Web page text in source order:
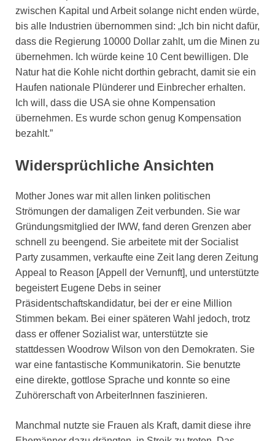
zwischen Kapital und Arbeit solange nicht enden würde,
bis alle Industrien übernommen sind: „Ich bin nicht dafür,
dass die Regierung 10000 Dollar zahlt, um die Minen zu
übernehmen. Ich würde keine 10 Cent bewilligen. DIe
Natur hat die Kohle nicht dorthin gebracht, damit sie ein
Haufen nationale Plünderer und Einbrecher erhalten.
Ich will, dass die USA sie ohne Kompensation
übernehmen. Es wurde schon genug Kompensation
bezahlt.”
Widersprüchliche Ansichten
Mother Jones war mit allen linken politischen
Strömungen der damaligen Zeit verbunden. Sie war
Gründungsmitglied der IWW, fand deren Grenzen aber
schnell zu beengend. Sie arbeitete mit der Socialist
Party zusammen, verkaufte eine Zeit lang deren Zeitung
Appeal to Reason [Appell der Vernunft], und unterstützte
begeistert Eugene Debs in seiner
Präsidentschaftskandidatur, bei der er eine Million
Stimmen bekam. Bei einer späteren Wahl jedoch, trotz
dass er offener Sozialist war, unterstützte sie
stattdessen Woodrow Wilson von den Demokraten. Sie
war eine fantastische Kommunikatorin. Sie benutzte
eine direkte, gottlose Sprache und konnte so eine
Zuhörerschaft von ArbeiterInnen faszinieren.
Manchmal nutzte sie Frauen als Kraft, damit diese ihre